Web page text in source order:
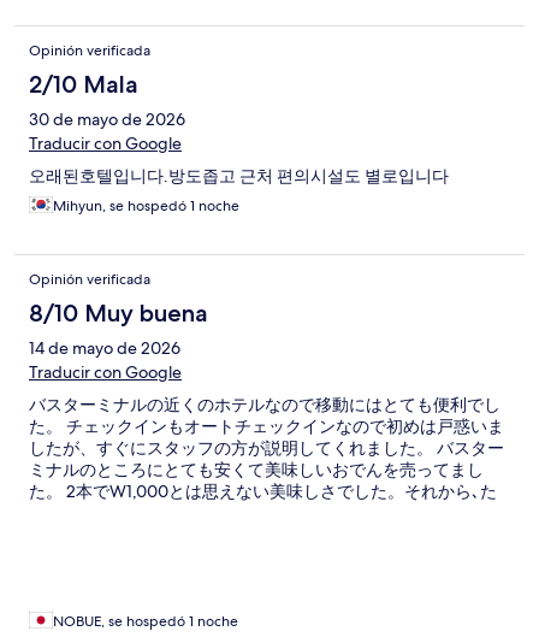
Opinión verificada
2/10 Mala
30 de mayo de 2026
Traducir con Google
오래된호텔입니다.방도좁고 근처 편의시설도 별로입니다
Mihyun, se hospedó 1 noche
Opinión verificada
8/10 Muy buena
14 de mayo de 2026
Traducir con Google
バスターミナルの近くのホテルなので移動にはとても便利でし
た。 チェックインもオートチェックインなので初めは戸惑いま
したが、すぐにスタッフの方が説明してくれました。 バスター
ミナルのところにとても安くて美味しいおでんを売ってまし
た。 2本でW1,000とは思えない美味しさでした。それから､た
NOBUE, se hospedó 1 noche